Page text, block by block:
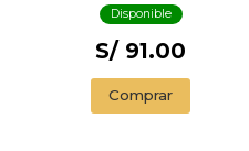
Disponible
S/ 91.00
Comprar